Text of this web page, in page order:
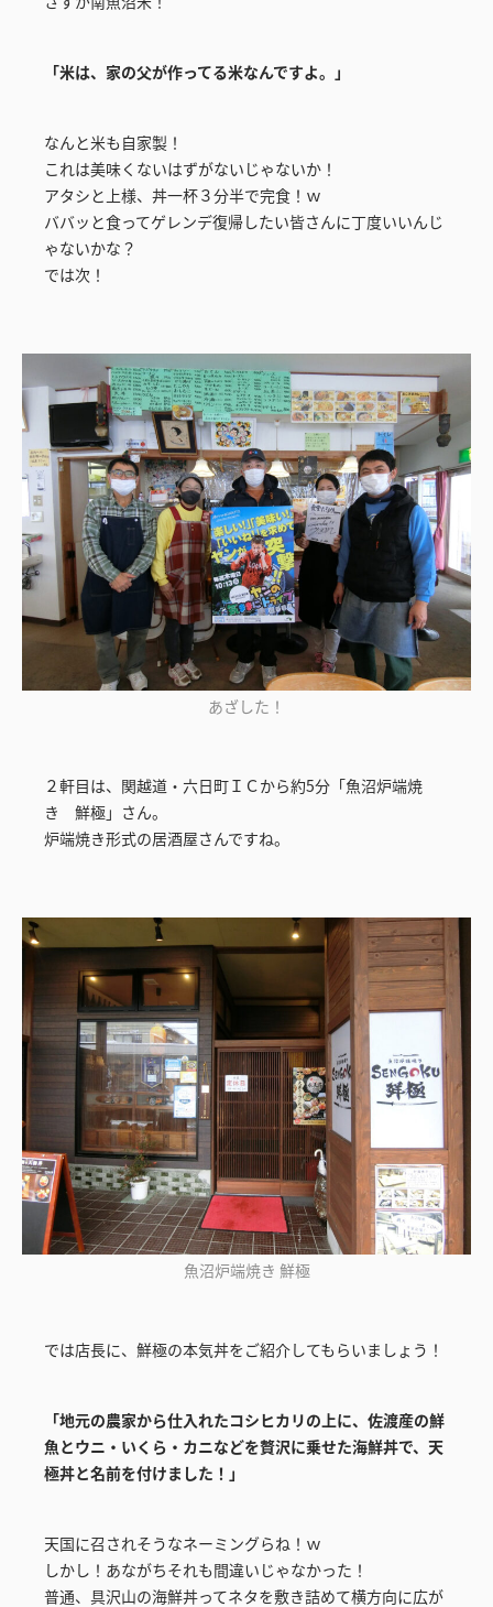
「米は、家の父が作ってる米なんですよ。」
なんと米も自家製！
これは美味くないはずがないじゃないか！
アタシと上様、丼一杯３分半で完食！ｗ
ババッと食ってゲレンデ復帰したい皆さんに丁度いいんじ
ゃないかな？
では次！
あざした！
２軒目は、関越道・六日町ＩＣから約5分「魚沼炉端焼
き 鮮極」さん。
炉端焼き形式の居酒屋さんですね。
魚沼炉端焼き 鮮極
では店長に、鮮極の本気丼をご紹介してもらいましょう！
「地元の農家から仕入れたコシヒカリの上に、佐渡産の鮮
魚とウニ・いくら・カニなどを贅沢に乗せた海鮮丼で、天
極丼と名前を付けました！」
天国に召されそうなネーミングらね！ｗ
しかし！あながちそれも間違いじゃなかった！
普通、具沢山の海鮮丼ってネタを敷き詰めて横方向に広が